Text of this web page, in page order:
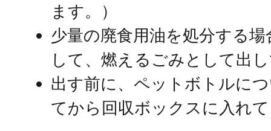
ます。）
少量の廃食用油を処分する
して、燃えるごみとして出
出す前に、ペットボトルに
てから回収ボックスに入れ